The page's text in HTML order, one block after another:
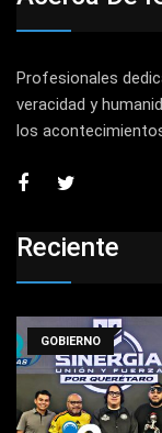
Profesionales
veracidad y
los
Reciente
GOBIERNO